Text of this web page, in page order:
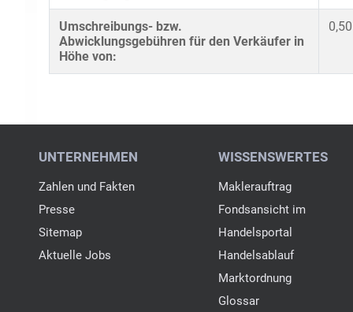
Umschreibungs- bzw.
Abwicklungsgebühren für den Verkäufer in
Höhe von: